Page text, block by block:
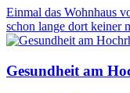
Einmal das Wohnhaus
schon lange dort keiner
Gesundheit am